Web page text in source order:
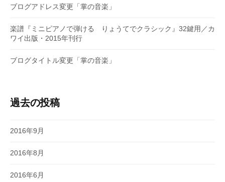
ブログアドレス変更「掌の音楽」
楽譜『ミニピアノで弾ける りょうてでクラシック』32鍵用／カ
ワイ出版・2015年刊行
ブログタイトル変更「掌の音楽」
過去の投稿
2016年9月
2016年8月
2016年6月